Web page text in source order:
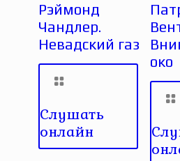
Рэймонд
Чандлер.
Невадский газ
Слушать
онлайн
око